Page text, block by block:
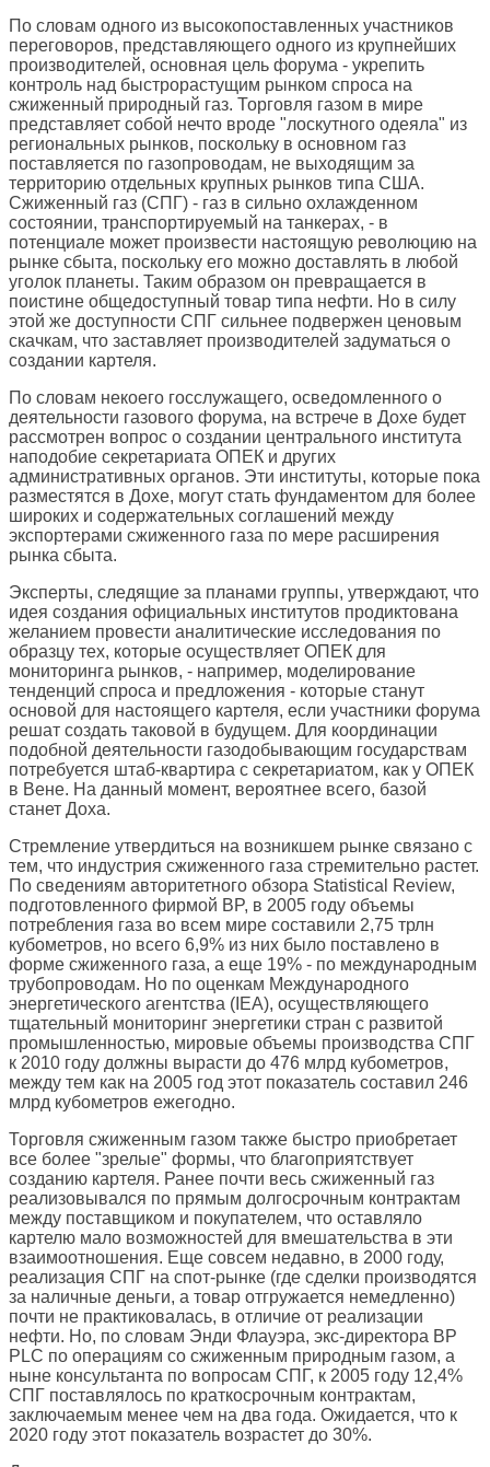
По словам одного из высокопоставленных участников
переговоров, представляющего одного из крупнейших
производителей, основная цель форума - укрепить
контроль над быстрорастущим рынком спроса на
сжиженный природный газ. Торговля газом в мире
представляет собой нечто вроде "лоскутного одеяла" из
региональных рынков, поскольку в основном газ
поставляется по газопроводам, не выходящим за
территорию отдельных крупных рынков типа США.
Сжиженный газ (СПГ) - газ в сильно охлажденном
состоянии, транспортируемый на танкерах, - в
потенциале может произвести настоящую революцию на
рынке сбыта, поскольку его можно доставлять в любой
уголок планеты. Таким образом он превращается в
поистине общедоступный товар типа нефти. Но в силу
этой же доступности СПГ сильнее подвержен ценовым
скачкам, что заставляет производителей задуматься о
создании картеля.
По словам некоего госслужащего, осведомленного о
деятельности газового форума, на встрече в Дохе будет
рассмотрен вопрос о создании центрального института
наподобие секретариата ОПЕК и других
административных органов. Эти институты, которые пока
разместятся в Дохе, могут стать фундаментом для более
широких и содержательных соглашений между
экспортерами сжиженного газа по мере расширения
рынка сбыта.
Эксперты, следящие за планами группы, утверждают, что
идея создания официальных институтов продиктована
желанием провести аналитические исследования по
образцу тех, которые осуществляет ОПЕК для
мониторинга рынков, - например, моделирование
тенденций спроса и предложения - которые станут
основой для настоящего картеля, если участники форума
решат создать таковой в будущем. Для координации
подобной деятельности газодобывающим государствам
потребуется штаб-квартира с секретариатом, как у ОПЕК
в Вене. На данный момент, вероятнее всего, базой
станет Доха.
Стремление утвердиться на возникшем рынке связано с
тем, что индустрия сжиженного газа стремительно растет.
По сведениям авторитетного обзора Statistical Review,
подготовленного фирмой BP, в 2005 году объемы
потребления газа во всем мире составили 2,75 трлн
кубометров, но всего 6,9% из них было поставлено в
форме сжиженного газа, а еще 19% - по международным
трубопроводам. Но по оценкам Международного
энергетического агентства (IEA), осуществляющего
тщательный мониторинг энергетики стран с развитой
промышленностью, мировые объемы производства СПГ
к 2010 году должны вырасти до 476 млрд кубометров,
между тем как на 2005 год этот показатель составил 246
млрд кубометров ежегодно.
Торговля сжиженным газом также быстро приобретает
все более "зрелые" формы, что благоприятствует
созданию картеля. Ранее почти весь сжиженный газ
реализовывался по прямым долгосрочным контрактам
между поставщиком и покупателем, что оставляло
картелю мало возможностей для вмешательства в эти
взаимоотношения. Еще совсем недавно, в 2000 году,
реализация СПГ на спот-рынке (где сделки производятся
за наличные деньги, а товар отгружается немедленно)
почти не практиковалась, в отличие от реализации
нефти. Но, по словам Энди Флауэра, экс-директора BP
PLC по операциям со сжиженным природным газом, а
ныне консультанта по вопросам СПГ, к 2005 году 12,4%
СПГ поставлялось по краткосрочным контрактам,
заключаемым менее чем на два года. Ожидается, что к
2020 году этот показатель возрастет до 30%.